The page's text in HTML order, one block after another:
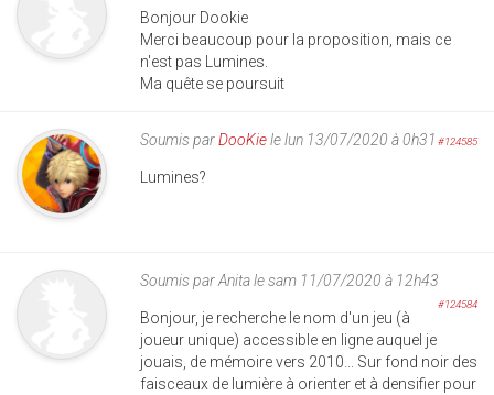
Bonjour Dookie
Merci beaucoup pour la proposition, mais ce
n'est pas Lumines.
Ma quête se poursuit
Soumis parDooKiele lun 13/07/2020 à 0h31 #124585
Lumines?
Soumis parAnitale sam 11/07/2020 à 12h43
#124584
Bonjour, je recherche le nom d'un jeu (à
joueur unique) accessible en ligne auquel je
jouais, de mémoire vers 2010... Sur fond noir des
faisceaux de lumière à orienter et à densifier pour